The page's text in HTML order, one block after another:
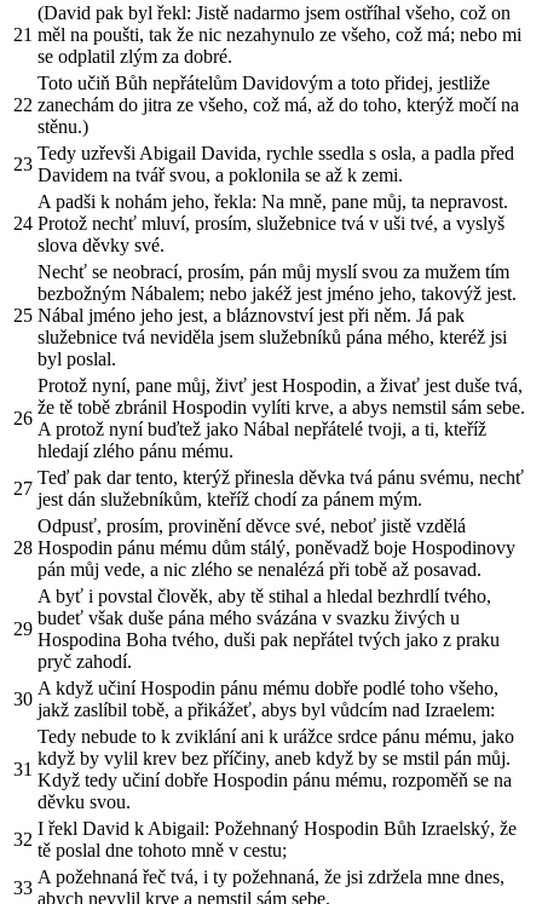
21
(David pak byl řekl: Jistě nadarmo jsem ostříhal všeho, což on
měl na poušti, tak že nic nezahynulo ze všeho, což má; nebo mi
se odplatil zlým za dobré.
22
Toto učiň Bůh nepřátelům Davidovým a toto přidej, jestliže
zanechám do jitra ze všeho, což má, až do toho, kterýž močí na
stěnu.)
23
Tedy uzřevši Abigail Davida, rychle ssedla s osla, a padla před
Davidem na tvář svou, a poklonila se až k zemi.
24
A padši k nohám jeho, řekla: Na mně, pane můj, ta nepravost.
Protož nechť mluví, prosím, služebnice tvá v uši tvé, a vyslyš
slova děvky své.
25
Nechť se neobrací, prosím, pán můj myslí svou za mužem tím
bezbožným Nábalem; nebo jakéž jest jméno jeho, takovýž jest.
Nábal jméno jeho jest, a bláznovství jest při něm. Já pak
služebnice tvá neviděla jsem služebníků pána mého, kteréž jsi
byl poslal.
26
Protož nyní, pane můj, živť jest Hospodin, a živať jest duše tvá,
že tě tobě zbránil Hospodin vylíti krve, a abys nemstil sám sebe.
A protož nyní buďtež jako Nábal nepřátelé tvoji, a ti, kteříž
hledají zlého pánu mému.
27
Teď pak dar tento, kterýž přinesla děvka tvá pánu svému, nechť
jest dán služebníkům, kteříž chodí za pánem mým.
28
Odpusť, prosím, provinění děvce své, neboť jistě vzdělá
Hospodin pánu mému dům stálý, poněvadž boje Hospodinovy
pán můj vede, a nic zlého se nenalézá při tobě až posavad.
29
A byť i povstal člověk, aby tě stihal a hledal bezhrdlí tvého,
budeť však duše pána mého svázána v svazku živých u
Hospodina Boha tvého, duši pak nepřátel tvých jako z praku
pryč zahodí.
30
A když učiní Hospodin pánu mému dobře podlé toho všeho,
jakž zaslíbil tobě, a přikážeť, abys byl vůdcím nad Izraelem:
31
Tedy nebude to k zviklání ani k urážce srdce pánu mému, jako
když by vylil krev bez příčiny, aneb když by se mstil pán můj.
Když tedy učiní dobře Hospodin pánu mému, rozpoměň se na
děvku svou.
32
I řekl David k Abigail: Požehnaný Hospodin Bůh Izraelský, že
tě poslal dne tohoto mně v cestu;
33
A požehnaná řeč tvá, i ty požehnaná, že jsi zdržela mne dnes,
abych nevylil krve a nemstil sám sebe.